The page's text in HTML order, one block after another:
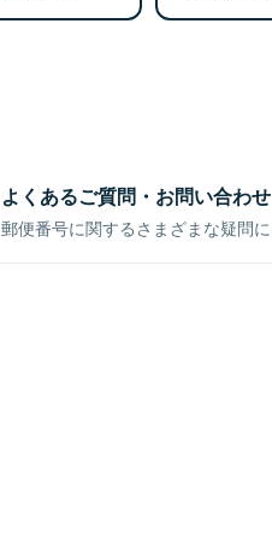
よくあるご質問・お問い合わせ
郵便番号に関するさまざまな疑問に